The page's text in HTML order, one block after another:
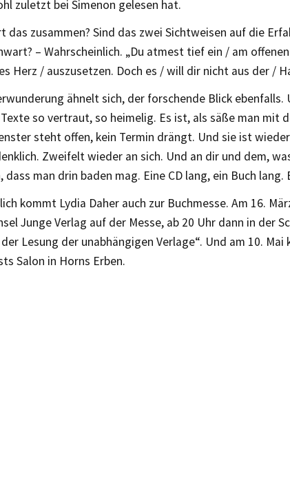
zuletzt bei Simenon gelesen hat.
das zusammen? Sind das zwei Sichtweisen auf die
– Wahrscheinlich. „Du atmest tief ein / am
Herz / auszusetzen. Doch es / will dir nicht aus der /
ähnelt sich, der forschende Blick
so vertraut, so heimelig. Es ist, als säße man mit
steht offen, kein Termin drängt. Und sie ist
Zweifelt wieder an sich. Und an dir und dem,
dass man drin baden mag. Eine CD lang, ein Buch lang.
kommt Lydia Daher auch zur Buchmesse. Am 16.
Junge Verlag auf der Messe, ab 20 Uhr dann in der
der Lesung der unabhängigen Verlage“. Und am 10.
Salon in Horns Erben.